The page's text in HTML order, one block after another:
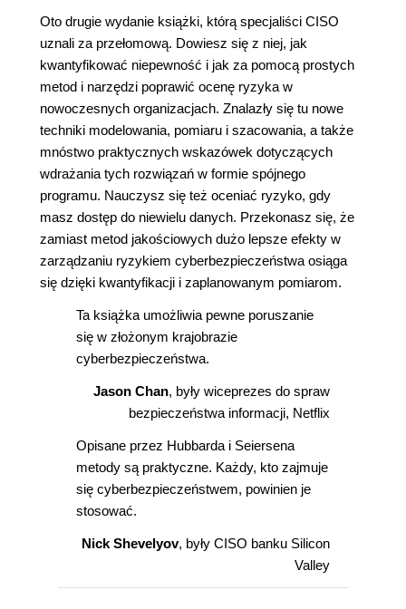
Oto drugie wydanie książki, którą specjaliści CISO
uznali za przełomową. Dowiesz się z niej, jak
kwantyfikować niepewność i jak za pomocą prostych
metod i narzędzi poprawić ocenę ryzyka w
nowoczesnych organizacjach. Znalazły się tu nowe
techniki modelowania, pomiaru i szacowania, a także
mnóstwo praktycznych wskazówek dotyczących
wdrażania tych rozwiązań w formie spójnego
programu. Nauczysz się też oceniać ryzyko, gdy
masz dostęp do niewielu danych. Przekonasz się, że
zamiast metod jakościowych dużo lepsze efekty w
zarządzaniu ryzykiem cyberbezpieczeństwa osiąga
się dzięki kwantyfikacji i zaplanowanym pomiarom.
Ta książka umożliwia pewne poruszanie
się w złożonym krajobrazie
cyberbezpieczeństwa.
Jason Chan, były wiceprezes do spraw
bezpieczeństwa informacji, Netflix
Opisane przez Hubbarda i Seiersena
metody są praktyczne. Każdy, kto zajmuje
się cyberbezpieczeństwem, powinien je
stosować.
Nick Shevelyov, były CISO banku Silicon
Valley